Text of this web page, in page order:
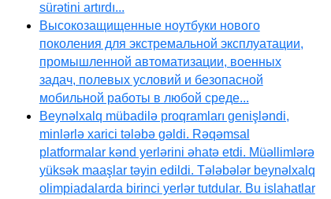
sürətini artırdı...
Высокозащищенные ноутбуки нового
поколения для экстремальной эксплуатации,
промышленной автоматизации, военных
задач, полевых условий и безопасной
мобильной работы в любой среде...
Beynəlxalq mübadilə proqramları genişləndi,
minlərlə xarici tələbə gəldi. Rəqəmsal
platformalar kənd yerlərini əhatə etdi. Müəllimlərə
yüksək maaşlar təyin edildi. Tələbələr beynəlxalq
olimpiadalarda birinci yerlər tutdular. Bu islahatlar